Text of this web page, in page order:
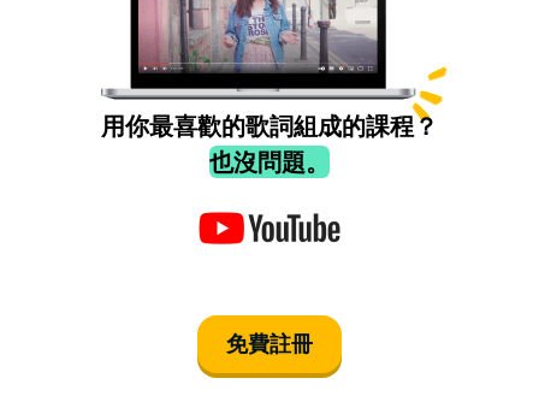
用你最喜歡的歌詞組成的課程？
也沒問題。
免費註冊